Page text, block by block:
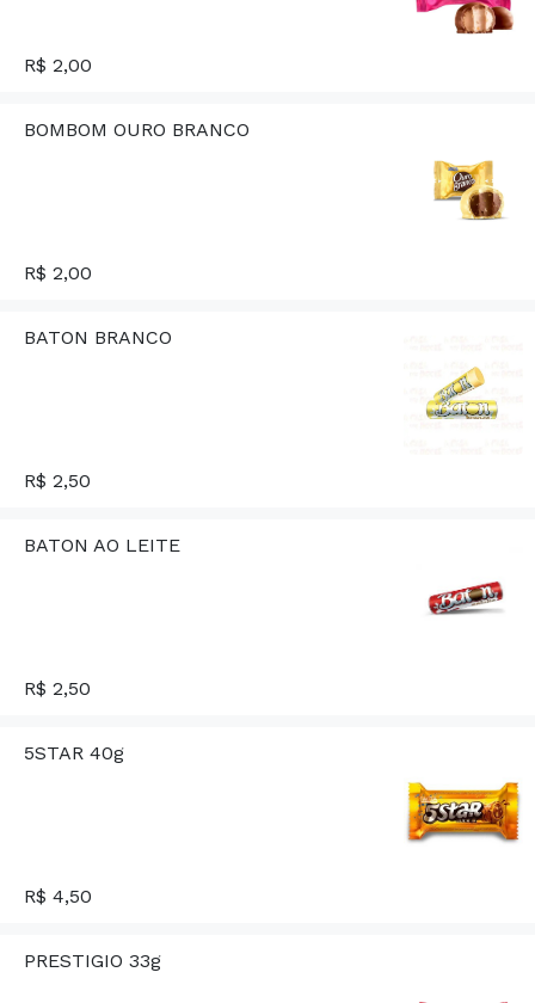
R$ 2,00
BOMBOM OURO BRANCO
R$ 2,00
BATON BRANCO
R$ 2,50
BATON AO LEITE
R$ 2,50
5STAR 40g
R$ 4,50
PRESTIGIO 33g